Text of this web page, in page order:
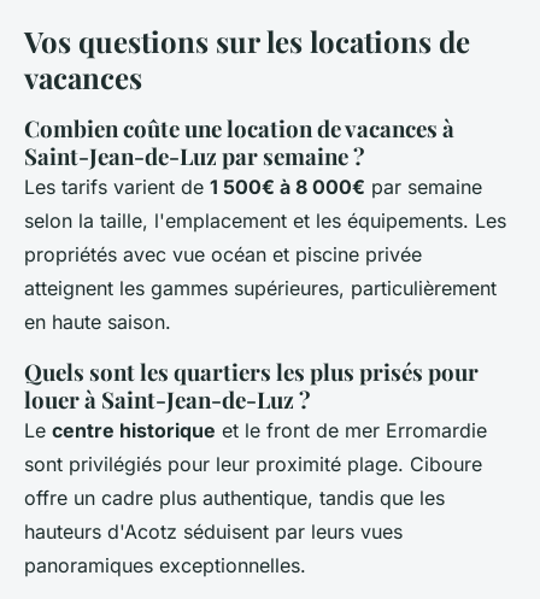
Vos questions sur les locations de
vacances
Combien coûte une location de vacances à
Saint-Jean-de-Luz par semaine ?
Les tarifs varient de 1 500€ à 8 000€ par semaine
selon la taille, l'emplacement et les équipements. Les
propriétés avec vue océan et piscine privée
atteignent les gammes supérieures, particulièrement
en haute saison.
Quels sont les quartiers les plus prisés pour
louer à Saint-Jean-de-Luz ?
Le centre historique et le front de mer Erromardie
sont privilégiés pour leur proximité plage. Ciboure
offre un cadre plus authentique, tandis que les
hauteurs d'Acotz séduisent par leurs vues
panoramiques exceptionnelles.